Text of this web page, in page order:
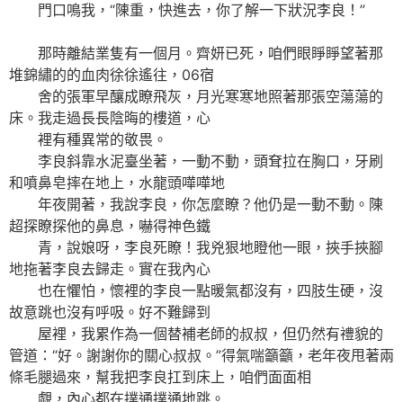
門口鳴我，“陳重，快進去，你了解一下狀況李良！”
那時離結業隻有一個月。齊妍已死，咱們眼睜睜望著那
堆錦繡的的血肉徐徐遙往，06宿
舍的張軍早釀成瞭飛灰，月光寒寒地照著那張空蕩蕩的
床。我走過長長陰晦的樓道，心
裡有種異常的敬畏。
李良斜靠水泥臺坐著，一動不動，頭耷拉在胸口，牙刷
和噴鼻皂摔在地上，水龍頭嘩嘩地
年夜開著，我說李良，你怎麼瞭？他仍是一動不動。陳
超探瞭探他的鼻息，嚇得神色鐵
青，說娘呀，李良死瞭！我兇狠地瞪他一眼，挾手挾腳
地拖著李良去歸走。實在我內心
也在懼怕，懷裡的李良一點暖氣都沒有，四肢生硬，沒
故意跳也沒有呼吸。好不難歸到
屋裡，我累作為一個替補老師的叔叔，但仍然有禮貌的
管道：“好。謝謝你的關心叔叔。”得氣喘籲籲，老年夜甩著兩
條毛腿過來，幫我把李良扛到床上，咱們面面相
覷，內心都在撲通撲通地跳。